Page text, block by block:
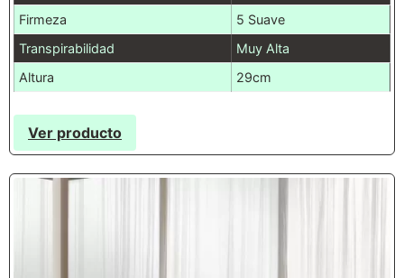
Firmeza
5 Suave
Transpirabilidad
Muy Alta
Altura
29cm
Ver producto